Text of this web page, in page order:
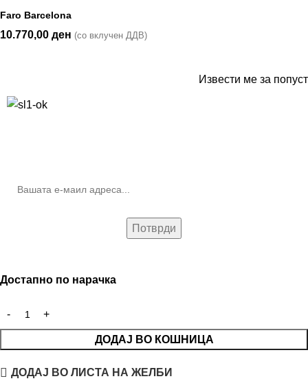
Faro Barcelona
10.770,00 ден (со вклучен ДДВ)
Извести ме за попуст
Достапно по нарачка
ДОДАЈ ВО КОШНИЦА
ДОДАЈ ВО ЛИСТА НА ЖЕЛБИ